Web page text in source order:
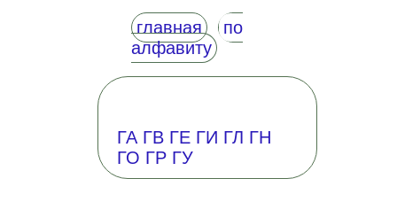
главная
по
алфавиту
ГА ГВ ГЕ ГИ ГЛ ГН
ГО ГР ГУ